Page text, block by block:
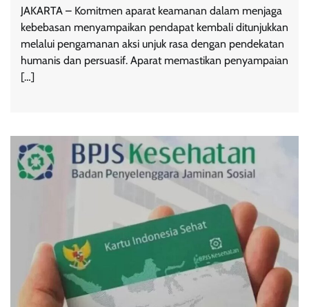
JAKARTA – Komitmen aparat keamanan dalam menjaga
kebebasan menyampaikan pendapat kembali ditunjukkan
melalui pengamanan aksi unjuk rasa dengan pendekatan
humanis dan persuasif. Aparat memastikan penyampaian
[…]